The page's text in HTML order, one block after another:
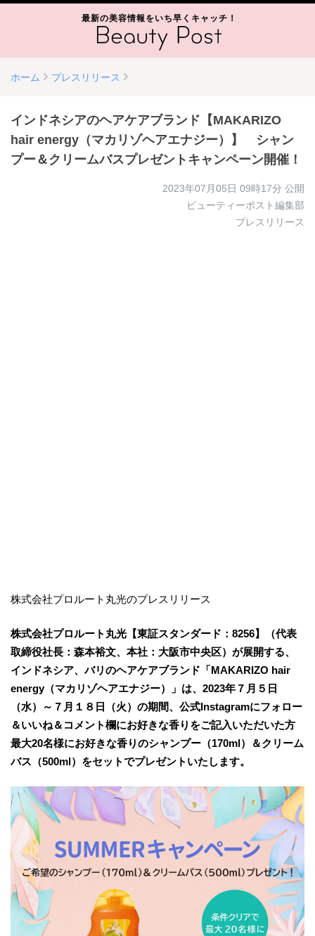
最新の美容情報をいち早くキャッチ！
ホーム プレスリリース
インドネシアのヘアケアブランド【MAKARIZO
hair energy（マカリゾヘアエナジー）】 シャン
プー＆クリームバスプレゼントキャンペーン開催！
2023年07月05日 09時17分 公開
ビューティーポスト編集部
プレスリリース
株式会社プロルート丸光のプレスリリース
株式会社プロルート丸光【東証スタンダード：8256】（代表
取締役社⻑：森本裕⽂、本社：⼤阪市中央区）が展開する、
インドネシア、バリのヘアケアブランド「MAKARIZO hair
energy（マカリゾヘアエナジー）」は、2023年７月５日
（水）～７月１８日（火）の期間、公式Instagramにフォロー
＆いいね＆コメント欄にお好きな香りをご記入いただいた方
最大20名様にお好きな香りのシャンプー（170ml）＆クリーム
バス（500ml）をセットでプレゼントいたします。